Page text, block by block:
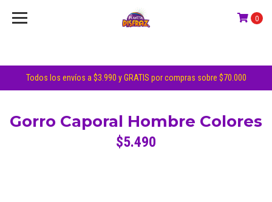
Todos los envíos a $3.990 y GRATIS por compras sobre $70.000
0
Gorro Caporal Hombre Colores
$5.490